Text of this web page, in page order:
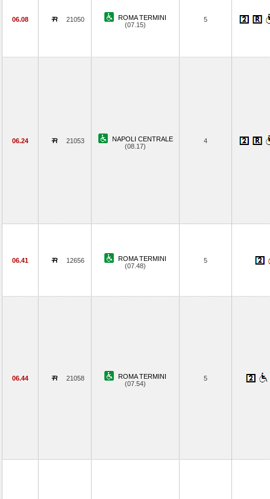
06.08 21050
ROMA TERMINI
(07.15)
5
06.24 21053
NAPOLI CENTRALE
(08.17)
4
06.41 12656
ROMA TERMINI
(07.48)
5
06.44 21058
ROMA TERMINI
(07.54)
5